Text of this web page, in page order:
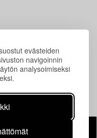
evästeiden
navigoinnin
analysoimiseksi
live auction,
us for a valuation ›